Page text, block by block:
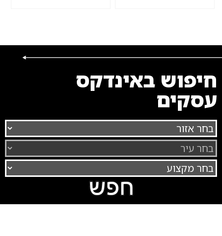
חיפוש באינדקס
עסקים